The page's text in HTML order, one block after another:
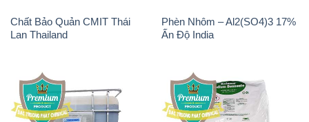
Chất Bảo Quản CMIT Thái
Lan Thailand
Phèn Nhôm – Al2(SO4)3 17%
Ấn Độ India